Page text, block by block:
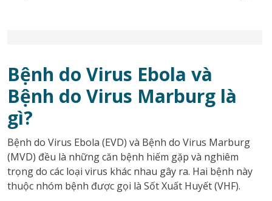
Bệnh do Virus Ebola và
Bệnh do Virus Marburg là
gì?
Bệnh do Virus Ebola (EVD) và Bệnh do Virus Marburg
(MVD) đều là những căn bệnh hiếm gặp và nghiêm
trọng do các loại virus khác nhau gây ra. Hai bệnh này
thuộc nhóm bệnh được gọi là Sốt Xuất Huyết (VHF).